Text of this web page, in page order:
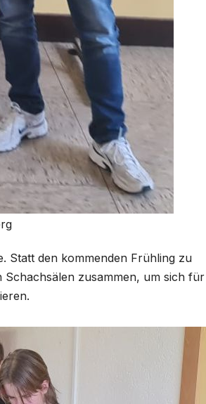
Statt den kommenden Frühling zu
zusammen, um sich für